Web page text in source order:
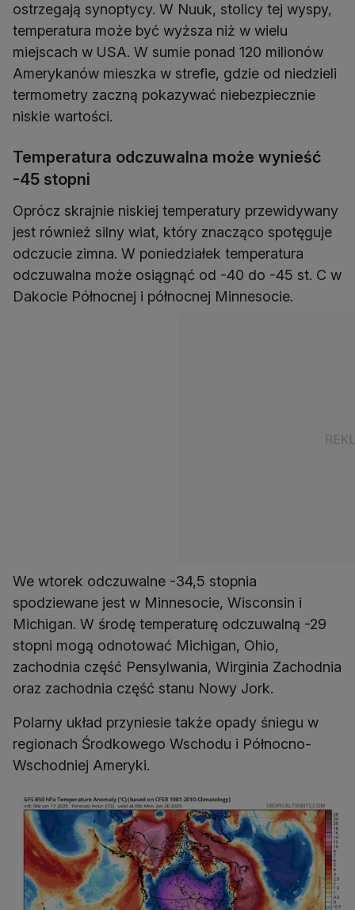
ostrzegają synoptycy. W Nuuk, stolicy tej wyspy,
temperatura może być wyższa niż w wielu
miejscach w USA. W sumie ponad 120 milionów
Amerykanów mieszka w strefie, gdzie od niedzieli
termometry zaczną pokazywać niebezpiecznie
niskie wartości.
Temperatura odczuwalna może wynieść
-45 stopni
Oprócz skrajnie niskiej temperatury przewidywany
jest również silny wiat, który znacząco spotęguje
odczucie zimna. W poniedziałek temperatura
odczuwalna może osiągnąć od -40 do -45 st. C w
Dakocie Północnej i północnej Minnesocie.
We wtorek odczuwalne -34,5 stopnia
spodziewane jest w Minnesocie, Wisconsin i
Michigan. W środę temperaturę odczuwalną -29
stopni mogą odnotować Michigan, Ohio,
zachodnia część Pensylwania, Wirginia Zachodnia
oraz zachodnia część stanu Nowy Jork.
Polarny układ przyniesie także opady śniegu w
regionach Środkowego Wschodu i Północno-
Wschodniej Ameryki.